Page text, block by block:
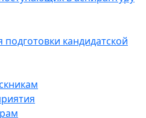
кандидатской